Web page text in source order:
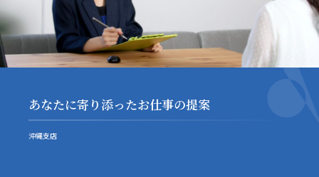
あなたに寄り添ったお仕事の提案
沖縄支店